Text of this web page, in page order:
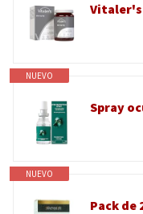
NUEVO
NUEVO